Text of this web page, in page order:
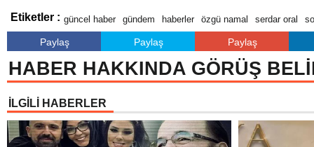
Etiketler : güncel haber gündem haberler özgü namal serdar oral
Paylaş Paylaş Paylaş
HABER HAKKINDA GÖRÜŞ
İLGİLİ HABERLER